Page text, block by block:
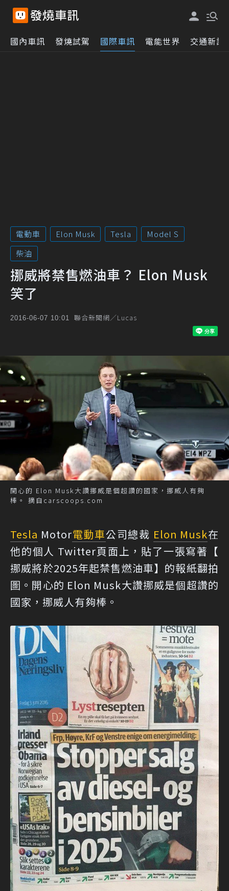
國內車訊 發燒試駕 國際車訊 電能世界 交通新訊
電動車 Elon Musk Tesla
Model S
柴油
挪威將禁售燃油車？ Elon Musk
笑了
2016-06-07 10:01 聯合新聞網／Lucas
開心的 Elon Musk大讚挪威是個超讚的國家，挪威人有夠
棒。 摘自carscoops.com
Tesla Motor電動車公司總裁 Elon Musk在
他的個人 Twitter頁面上，貼了一張寫著【
挪威將於2025年起禁售燃油車】的報紙翻拍
圖。開心的 Elon Musk大讚挪威是個超讚的
國家，挪威人有夠棒。